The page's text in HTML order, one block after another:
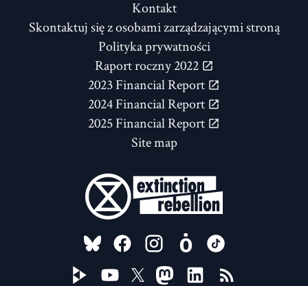
Kontakt
Skontaktuj się z osobami zarządzającymi stroną
Polityka prywatności
Raport roczny 2022
2023 Financial Report
2024 Financial Report
2025 Financial Report
Site map
FOLLOW US ON